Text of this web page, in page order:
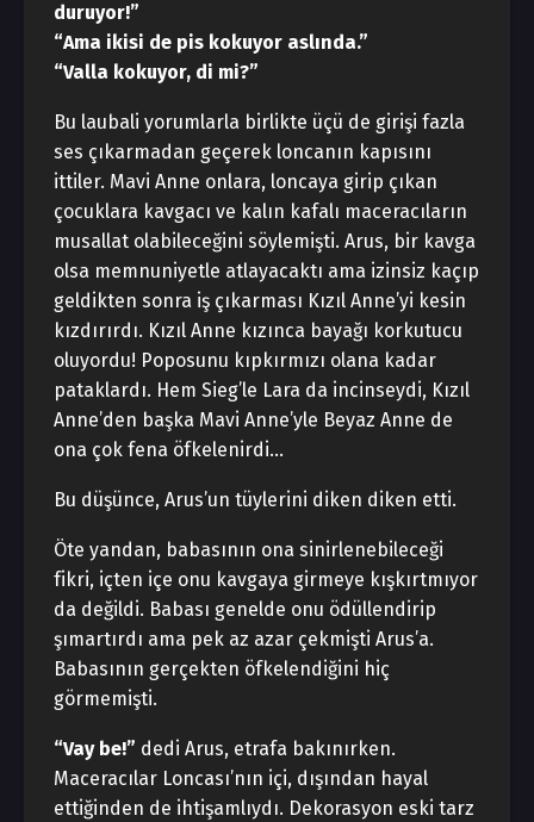
duruyor!”
“Ama ikisi de pis kokuyor aslında.”
“Valla kokuyor, di mi?”
Bu laubali yorumlarla birlikte üçü de girişi fazla
ses çıkarmadan geçerek loncanın kapısını
ittiler. Mavi Anne onlara, loncaya girip çıkan
çocuklara kavgacı ve kalın kafalı maceracıların
musallat olabileceğini söylemişti. Arus, bir kavga
olsa memnuniyetle atlayacaktı ama izinsiz kaçıp
geldikten sonra iş çıkarması Kızıl Anne’yi kesin
kızdırırdı. Kızıl Anne kızınca bayağı korkutucu
oluyordu! Poposunu kıpkırmızı olana kadar
pataklardı. Hem Sieg’le Lara da incinseydi, Kızıl
Anne’den başka Mavi Anne’yle Beyaz Anne de
ona çok fena öfkelenirdi…
Bu düşünce, Arus’un tüylerini diken diken etti.
Öte yandan, babasının ona sinirlenebileceği
fikri, içten içe onu kavgaya girmeye kışkırtmıyor
da değildi. Babası genelde onu ödüllendirip
şımartırdı ama pek az azar çekmişti Arus’a.
Babasının gerçekten öfkelendiğini hiç
görmemişti.
“Vay be!” dedi Arus, etrafa bakınırken.
Maceracılar Loncası’nın içi, dışından hayal
ettiğinden de ihtişamlıydı. Dekorasyon eski tarz